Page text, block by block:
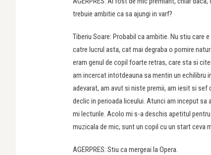
trebuie ambitie ca sa ajungi in varf?
Tiberiu Soare: Probabil ca ambitie. Nu stiu care
catre lucrul asta, cat mai degraba o pornire
eram genul de copil foarte retras, care sta si
am incercat intotdeauna sa mentin un echilibru
adevarat, am avut si niste premii, am iesit si sef
declic in perioada liceului. Atunci am inceput
mi lecturile. Acolo mi s-a deschis apetitul
muzicala de mic, sunt un copil cu un start ceva
AGERPRES: Stiu ca mergeai la Opera.